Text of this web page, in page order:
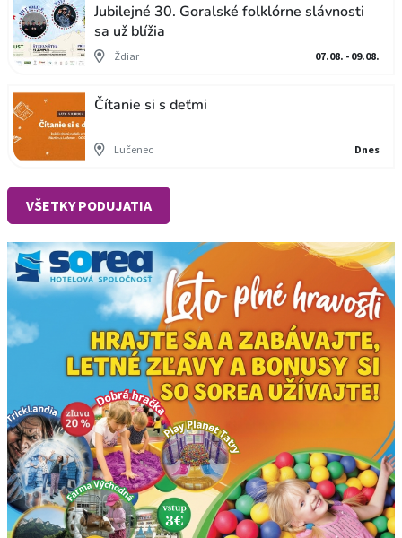
Jubilejné 30. Goralské folklórne slávnosti
sa už blížia
Ždiar 07.08. - 09.08.
Čítanie si s deťmi
Lučenec Dnes
VŠETKY PODUJATIA